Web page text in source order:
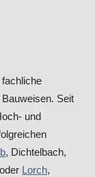
Seit
und
, Dichtelbach,
oder Lorch,